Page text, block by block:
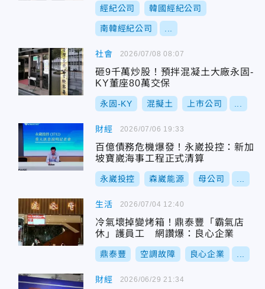
經紀公司 韓國經紀公司
南韓經紀公司
社會
砸9千萬炒股！預拌混凝土大廠永固-
KY董座80萬交保
永固-KY 混擬土 上市公司
2026/07/08 08:07
財經
百億債務危機爆發！永崴投控：新加
坡寶崴海事工程正式清算
永崴投控 森崴能源 母公司
2026/07/06 19:33
生活
冷氣壞掉變烤箱！鼎泰豐「霸氣店
休」護員工 網讚爆：良心企業
鼎泰豐 空調故障 良心企業
2026/07/04 12:40
財經 2026/06/29 21:34